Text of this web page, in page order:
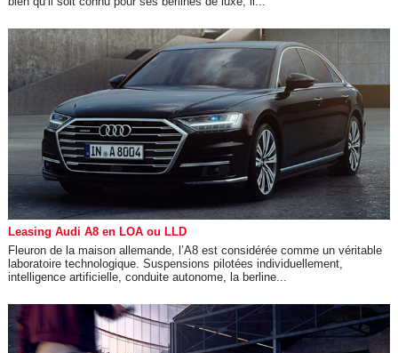
Leasing Audi A8 en LOA ou LLD
Fleuron de la maison allemande, l’A8 est considérée comme un véritable
laboratoire technologique. Suspensions pilotées individuellement,
intelligence artificielle, conduite autonome, la berline...